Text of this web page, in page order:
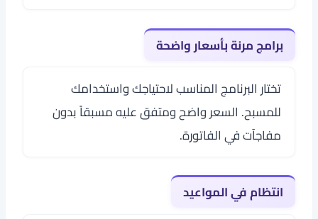
برامج مرنة بأسعار واضحة
تختار البرنامج المناسب لاحتياجك واستخدامك
للمسبح. السعر واضح ومتفق عليه مسبقاً بدون
مفاجآت في الفاتورة.
انتظام في المواعيد